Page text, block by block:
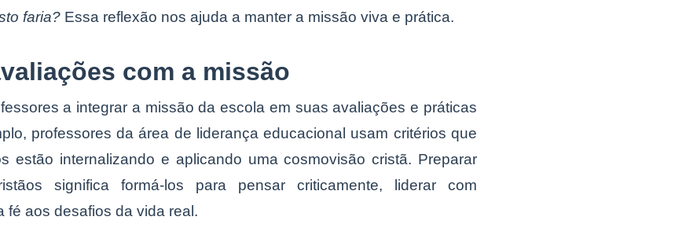
faria? Essa reflexão nos ajuda a manter a missão viva e prática.
com a missão
a integrar a missão da escola em suas avaliações e práticas
professores da área de liderança educacional usam critérios que
estão internalizando e aplicando uma cosmovisão cristã. Preparar
significa formá-los para pensar criticamente, liderar com
fé aos desafios da vida real.